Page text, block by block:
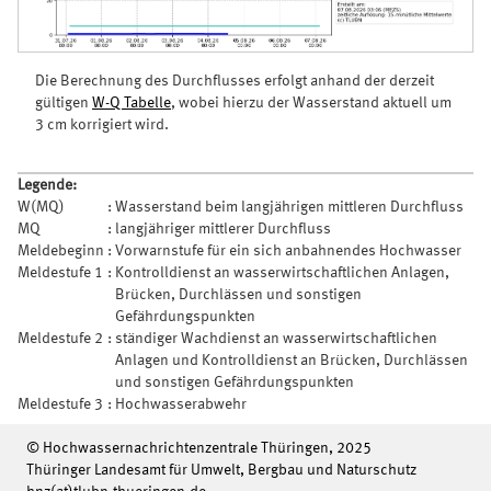
Die Berechnung des Durchflusses erfolgt anhand der derzeit
gültigen W-Q Tabelle, wobei hierzu der Wasserstand aktuell um
3 cm korrigiert wird.
Legende:
W(MQ)
: Wasserstand beim langjährigen mittleren Durchfluss
MQ
: langjähriger mittlerer Durchfluss
Meldebeginn : Vorwarnstufe für ein sich anbahnendes Hochwasser
Meldestufe 1 : Kontrolldienst an wasserwirtschaftlichen Anlagen,
Brücken, Durchlässen und sonstigen
Gefährdungspunkten
Meldestufe 2 : ständiger Wachdienst an wasserwirtschaftlichen
Anlagen und Kontrolldienst an Brücken, Durchlässen
und sonstigen Gefährdungspunkten
Meldestufe 3 : Hochwasserabwehr
© Hochwassernachrichtenzentrale Thüringen, 2025
Thüringer Landesamt für Umwelt, Bergbau und Naturschutz